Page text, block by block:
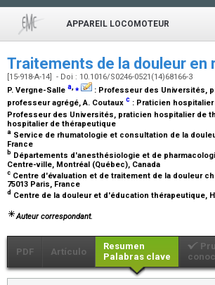
APPAREIL LOCOMOTEUR
Traitements de la douleur en
[15-918-A-14] - Doi : 10.1016/S0246-0521(14)68166-3
P. Vergne-Salle a,⁎ : Professeur des Universités,
professeur agrégé, A. Coutaux c : Praticien
Professeur des Universités, praticien hospitalier de
hospitalier de thérapeutique
a Service de rhumatologie et consultation de la
France
b Départements d'anesthésiologie et de
Centre-ville, Montréal (Québec), Canada
c Centre d'évaluation et de traitement de la douleur
75013 Paris, France
d Centre de la douleur et d'éducation thérapeutique,
Auteur correspondant.
PDF Artículo
Resumen
Palabras clave